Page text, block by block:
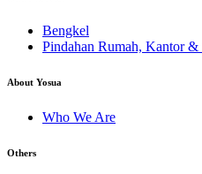
Bengkel
Pindahan Rumah, Kantor &
About Yosua
Who We Are
Others